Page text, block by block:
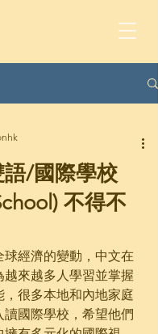
/國際學校
不得不
經濟的變動，中文在
來越多人學習並掌握
，很多本地和內地家庭
國際學校，希望他們